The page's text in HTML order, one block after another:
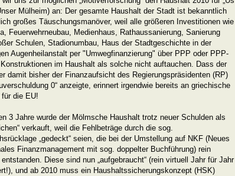
Mülheim) an: Der gesamte Haushalt der Stadt ist bekanntlich
großes Täuschungsmanöver, weil alle größeren Investitionen wie
Feuerwehrneubau, Medienhaus, Rathaussanierung, Sanierung
Schulen, Stadionumbau, Haus der Stadtgeschichte in der
Augenheilanstalt per "Umwegfinanzierung" über PPP oder PPP-
im Haushalt als solche nicht auftauchen. Dass der
damit bisher der Finanzaufsicht des Regierungspräsidenten (RP)
0“ anzeigte, erinnert irgendwie bereits an griechische
für die EU!
3 Jahre wurde der Mölmsche Haushalt trotz neuer Schulden als
verkauft, weil die Fehlbeträge durch die sog.
„gedeckt“ seien, die bei der Umstellung auf NKF (Neues
Finanzmanagement mit sog. doppelter Buchführung) rein
entstanden. Diese sind nun „aufgebraucht“ (rein virtuell Jahr für Jahr
und ab 2010 muss ein Haushaltssicherungskonzept (HSK)